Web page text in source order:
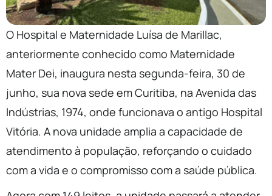
O Hospital e Maternidade Luísa de Marillac,
anteriormente conhecido como Maternidade
Mater Dei, inaugura nesta segunda-feira, 30 de
junho, sua nova sede em Curitiba, na Avenida das
Indústrias, 1974, onde funcionava o antigo Hospital
Vitória. A nova unidade amplia a capacidade de
atendimento à população, reforçando o cuidado
com a vida e o compromisso com a saúde pública.